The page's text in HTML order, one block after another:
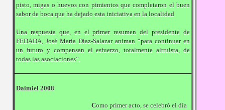
pisto, migas o huevos con pimientos que completaron el buen
sabor de boca que ha dejado esta iniciativa en la localidad
Una respuesta que, en el primer resumen del presidente de
FEDADA, José María Díaz-Salazar animan “para continuar en
un futuro y compensan el esfuerzo, totalmente altruista, de
todas las asociaciones”.
Daimiel 2008
Como primer acto, se celebró el día